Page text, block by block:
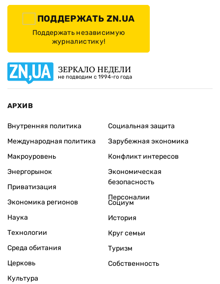
ПОДДЕРЖАТЬ ZN.UA
Поддержать независимую
журналистику!
ЗЕРКАЛО НЕДЕЛИ
не подводим с 1994-го года
АРХИВ
Внутренняя политика
Международная политика
Макроуровень
Энергорынок
Приватизация
Экономика регионов
Социальная защита
Зарубежная экономика
Конфликт интересов
Экономическая
безопасность
Персоналии
Наука
Технологии
Среда обитания
Церковь
Культура
Социум
История
Круг семьи
Туризм
Собственность